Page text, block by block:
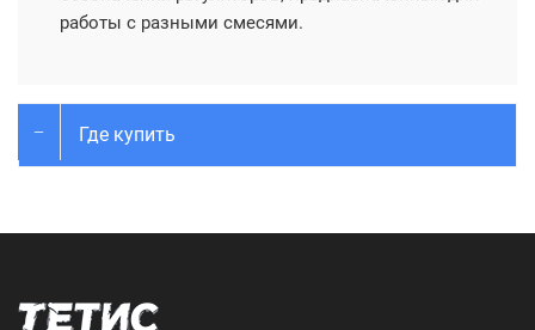
работы с разными смесями.
Где купить